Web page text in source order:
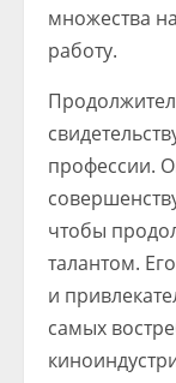
множества
работу.
профессии.
чтобы
талантом.
и
самых